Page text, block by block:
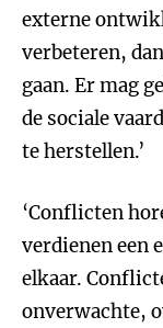
externe
verbeteren,
gaan. Er mag
de sociale
te herstellen.’
‘Conflicten
verdienen een
elkaar.
onverwachte,